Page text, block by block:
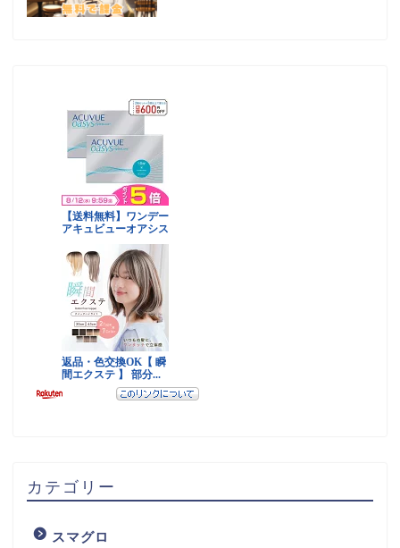
カテゴリー
スマグロ